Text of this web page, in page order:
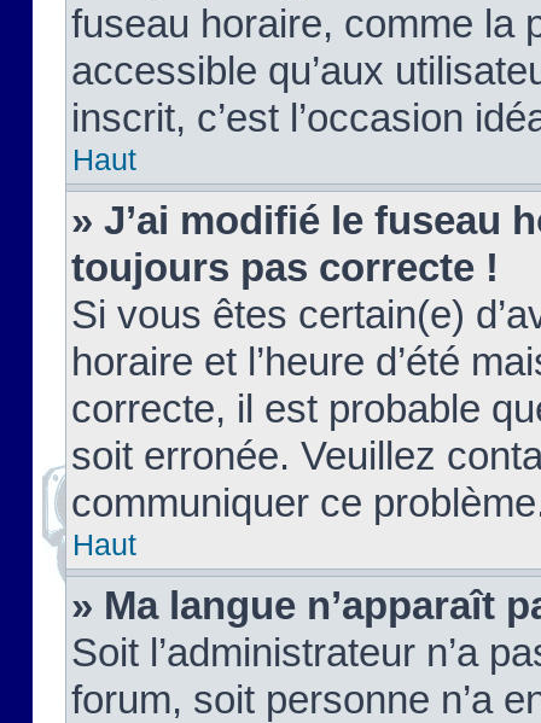
fuseau horaire, comme la
accessible qu’aux
inscrit, c’est l’occasion
Haut
» J’ai modifié le fuseau
toujours pas correcte !
Si vous êtes certain(e)
horaire et l’heure d’été
correcte, il est probable
soit erronée. Veuillez
communiquer ce
Haut
» Ma langue n’apparaît
Soit l’administrateur n’a
forum, soit personne n’a